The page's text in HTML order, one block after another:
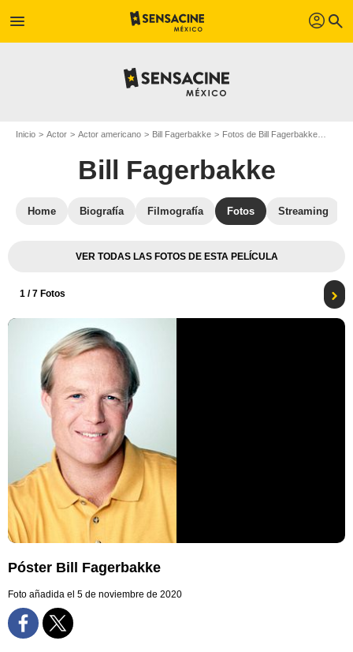
menu profil search
Inicio Actor Actor americano Bill Fagerbakke Fotos de Bill Fagerbakke
Bill Fagerbakke
Home Biografía Filmografía Fotos Streaming
VER TODAS LAS FOTOS DE ESTA PELÍCULA
1 / 7 Fotos
Póster Bill Fagerbakke
Foto añadida el 5 de noviembre de 2020